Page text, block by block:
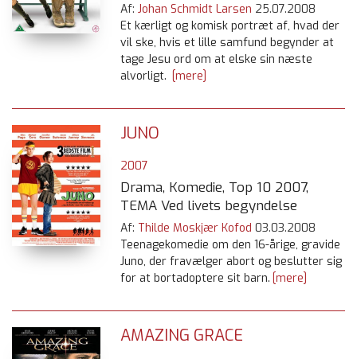
Af: Johan Schmidt Larsen 25.07.2008
Et kærligt og komisk portræt af, hvad der
vil ske, hvis et lille samfund begynder at
tage Jesu ord om at elske sin næste
alvorligt. [mere]
JUNO
2007
Drama, Komedie, Top 10 2007,
TEMA Ved livets begyndelse
Af: Thilde Moskjær Kofod 03.03.2008
Teenagekomedie om den 16-årige, gravide
Juno, der fravælger abort og beslutter sig
for at bortadoptere sit barn. [mere]
AMAZING GRACE